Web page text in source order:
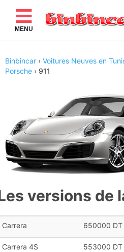
MENU
Binbincar › Voitures Neuves en
Porsche › 911
versions de
Carrera 650000 DT
Carrera 4S 553000 DT